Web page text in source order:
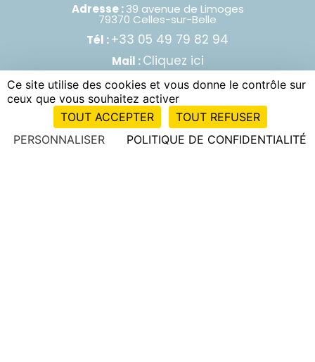
Adresse :39 avenue de Limoges
79370 Celles-sur-Belle
Tél :+33 05 49 79 82 94
Mail :Cliquez ici
Lundi-vendredi :14:00 – 18:00
Samedi :le matin sur rendez-vous.
Ce site utilise des cookies et vous donne le contrôle sur
ceux que vous souhaitez activer
TOUT ACCEPTER
TOUT REFUSER
PERSONNALISER
POLITIQUE DE CONFIDENTIALITÉ